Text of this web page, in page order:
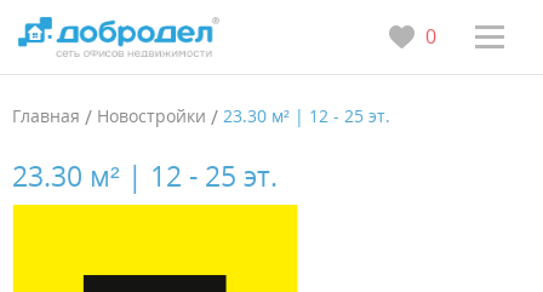
0
Главная / Новостройки / 23.30 м² | 12 - 25 эт.
23.30 м² | 12 - 25 эт.